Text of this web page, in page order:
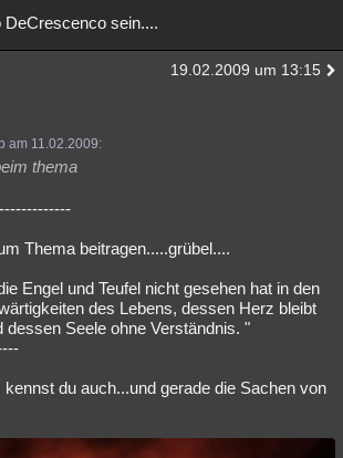
Geschlossen
sein....
19.02.2009 um 13:15
am 11.02.2009:
thema
Thema beitragen.....grübel....
Engel und Teufel nicht gesehen hat in den
des Lebens, dessen Herz bleibt
dessen Seele ohne Verständnis. "
du auch...und gerade die Sachen von